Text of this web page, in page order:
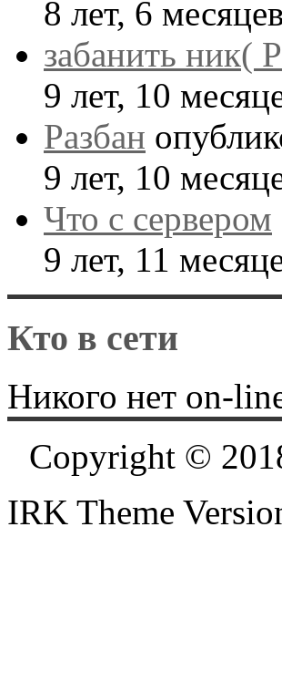
8 лет, 6
забанить ник(
9 лет, 10
Разбан
9 лет, 10
Что с сервером
9 лет, 11
Кто в сети
Никого нет on-
Copyright ©
IRK Theme